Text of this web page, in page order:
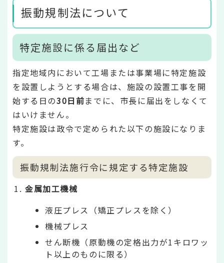
振動規制法について
特定施設に係る届出など
指定地域内において工場または事業場に特定施設
を設置しようとする場合は、施設の設置工事を開
始する日の30日前までに、市長に届出をしなくて
はいけません。
特定施設は政令で定められた以下の施設になりま
す。
振動規制法施行令に規定する特定施設
金属加工機械
液圧プレス（矯正プレスを除く）
機械プレス
せん断機（原動機の定格出力が1キロワッ
ト以上のものに限る）